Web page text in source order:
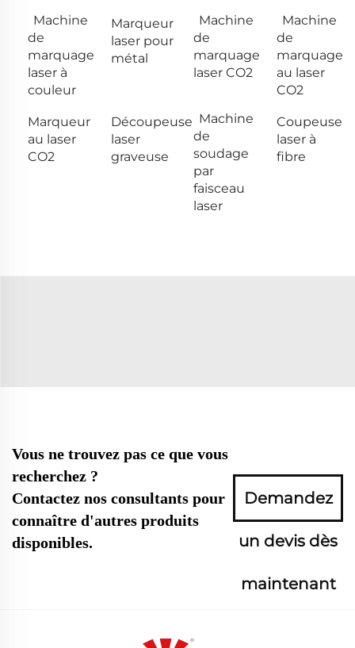
Machine
de
marquage
laser à
couleur
Marqueur
laser pour
métal
Machine
de
marquage
laser CO2
Machine
de
marquage
au laser
CO2
Marqueur
au laser
CO2
Découpeuse
laser
graveuse
Machine
de
soudage
par
faisceau
laser
Coupeuse
laser à
fibre
Vous ne trouvez pas ce que vous
recherchez ?
Contactez nos consultants pour
connaître d'autres produits
disponibles.
Demandez
un devis dès
maintenant